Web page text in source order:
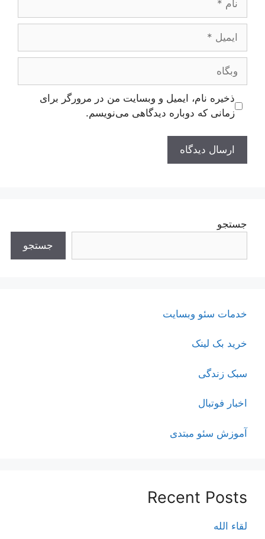
ایمیل
وبگاه
ذخیره نام، ایمیل و وبسایت من در مرورگر برای
زمانی که دوباره دیدگاهی می‌نویسم.
جستجو
جستجو
خدمات سئو وبسایت
خرید بک لینک
سبک زندگی
اخبار فوتبال
آموزش سئو مبتدی
Recent Posts
لقاء الله